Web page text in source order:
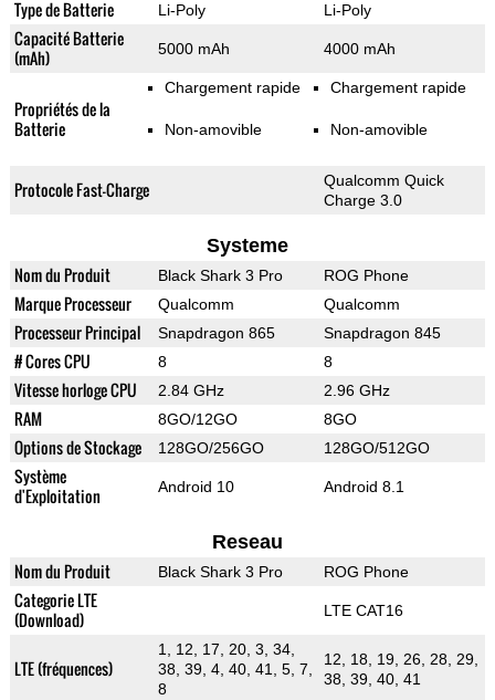
Type de Batterie Li-Poly Li-Poly
Capacité Batterie
(mAh)
5000 mAh 4000 mAh
Propriétés de la
Batterie
Chargement rapide
Non-amovible
Chargement rapide
Non-amovible
Protocole Fast-Charge
Qualcomm Quick
Charge 3.0
Systeme
Nom du Produit Black Shark 3 Pro ROG Phone
Marque Processeur Qualcomm Qualcomm
Processeur Principal Snapdragon 865 Snapdragon 845
# Cores CPU 8 8
Vitesse horloge CPU 2.84 GHz 2.96 GHz
RAM 8GO/12GO 8GO
Options de Stockage 128GO/256GO 128GO/512GO
Système
d'Exploitation
Android 10 Android 8.1
Reseau
Nom du Produit Black Shark 3 Pro ROG Phone
Categorie LTE
(Download)
LTE CAT16
LTE (fréquences)
1, 12, 17, 20, 3, 34,
38, 39, 4, 40, 41, 5, 7,
8
12, 18, 19, 26, 28, 29,
38, 39, 40, 41